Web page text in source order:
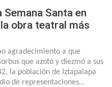
Santa en
obra teatral más
agradecimiento a que
que azotó y diezmó a sus
la población de Iztapalapa
de representaciones…